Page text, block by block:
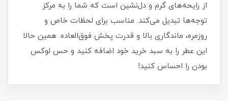
از رایحه‌های گرم و دل‌نشین است که شما را به مرکز
توجه‌ها تبدیل می‌کند. مناسب برای لحظات خاص و
روزمره، ماندگاری بالا و قدرت پخش فوق‌العاده. همین حالا
این عطر را به سبد خرید خود اضافه کنید و حس لوکس
بودن را احساس کنید!